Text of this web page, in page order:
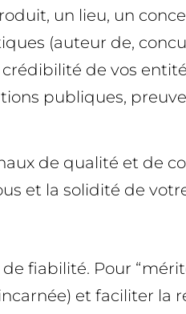
un lieu, un
(auteur de,
de vos
publiques,
de qualité et de
et la solidité de
fiabilité. Pour
et faciliter la